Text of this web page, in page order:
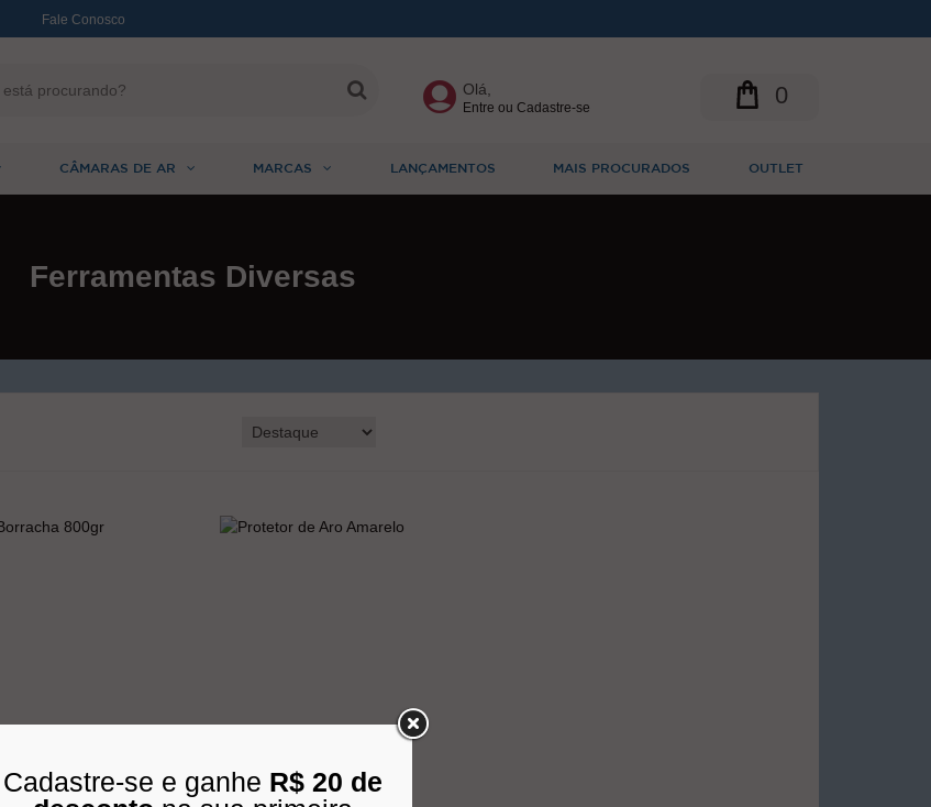
Fale Conosco
Olá,
Entre ou Cadastre-se 0
CÂMARAS DE AR MARCAS LANÇAMENTOS MAIS PROCURADOS OUTLET
Ferramentas Diversas
Cadastre-se e ganhe R$ 20 de